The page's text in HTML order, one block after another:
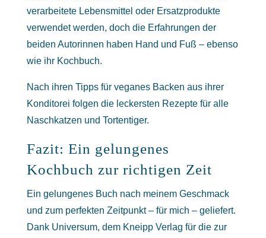
verarbeitete Lebensmittel oder Ersatzprodukte
verwendet werden, doch die Erfahrungen der
beiden Autorinnen haben Hand und Fuß – ebenso
wie ihr Kochbuch.
Nach ihren Tipps für veganes Backen aus ihrer
Konditorei folgen die leckersten Rezepte für alle
Naschkatzen und Tortentiger.
Fazit: Ein gelungenes
Kochbuch zur richtigen Zeit
Ein gelungenes Buch nach meinem Geschmack
und zum perfekten Zeitpunkt – für mich – geliefert.
Dank Universum, dem Kneipp Verlag für die zur